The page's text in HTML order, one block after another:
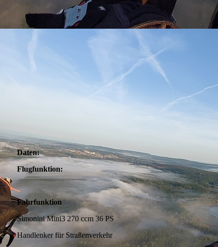
Daten:
Flugfunktion:
Fahrfunktion
Simonini Mini3 270 ccm 36 PS
Handlenker für Straßenverkehr